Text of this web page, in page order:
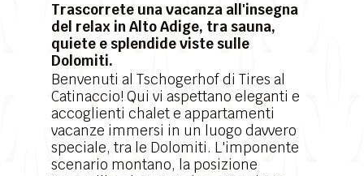
Trascorrete una vacanza all'insegna
del relax in Alto Adige, tra sauna,
quiete e splendide viste sulle
Dolomiti.
Benvenuti al Tschogerhof di Tires al
Catinaccio! Qui vi aspettano eleganti e
accoglienti chalet e appartamenti
vacanze immersi in un luogo davvero
speciale, tra le Dolomiti. L'imponente
scenario montano, la posizione